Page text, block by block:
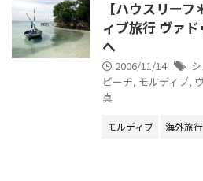
【ハウスリー
ィブ旅行 ヴァ
へ
2006/11/14
ビーチ, モルディブ,
真
モルディブ 海外旅行